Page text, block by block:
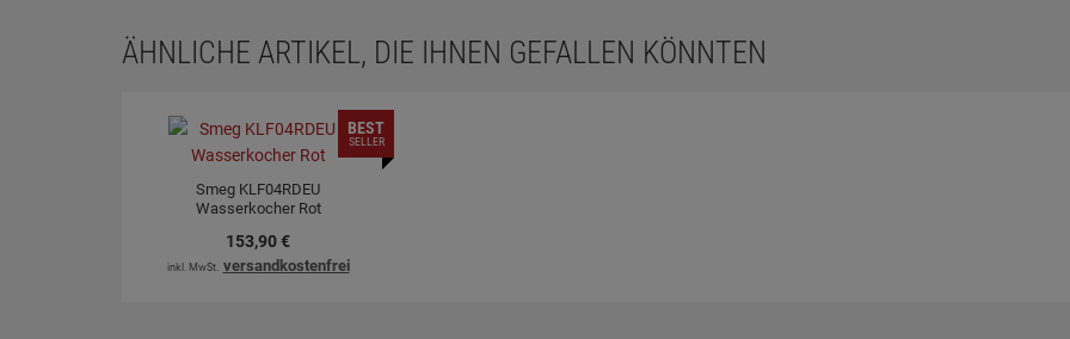
ÄHNLICHE ARTIKEL, DIE IHNEN GEFALLEN KÖNNTEN
Smeg KLF04RDEU
Wasserkocher Rot
153,90€
inkl. MwSt. versandkostenfrei
BEST
SELLER